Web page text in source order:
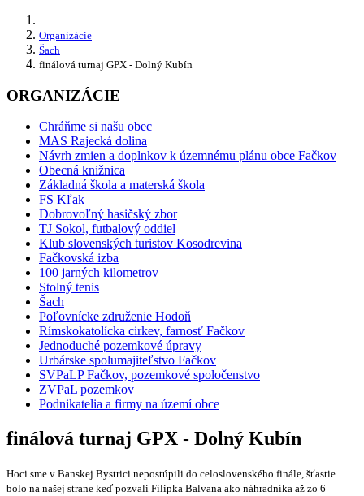
Organizácie
Šach
finálová turnaj GPX - Dolný Kubín
ORGANIZÁCIE
Chráňme si našu obec
MAS Rajecká dolina
Návrh zmien a doplnkov k územnému plánu obce Fačkov
Obecná knižnica
Základná škola a materská škola
FS Kľak
Dobrovoľný hasičský zbor
TJ Sokol, futbalový oddiel
Klub slovenských turistov Kosodrevina
Fačkovská izba
100 jarných kilometrov
Stolný tenis
Šach
Poľovnícke združenie Hodoň
Rímskokatolícka cirkev, farnosť Fačkov
Jednoduché pozemkové úpravy
Urbárske spolumajiteľstvo Fačkov
SVPaLP Fačkov, pozemkové spoločenstvo
ZVPaL pozemkov
Podnikatelia a firmy na území obce
finálová turnaj GPX - Dolný Kubín
Hoci sme v Banskej Bystrici nepostúpili do celoslovenského finále, šťastie
bolo na našej strane keď pozvali Filipka Balvana ako náhradníka až zo 6